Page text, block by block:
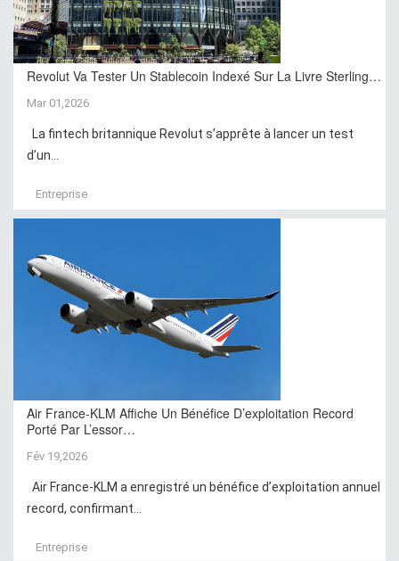
Revolut Va Tester Un Stablecoin Indexé Sur La Livre Sterling…
Mar 01,2026
La fintech britannique Revolut s’apprête à lancer un test
d’un...
Entreprise
Air France-KLM Affiche Un Bénéfice D’exploitation Record
Porté Par L’essor…
Fév 19,2026
Air France-KLM a enregistré un bénéfice d’exploitation annuel
record, confirmant...
Entreprise